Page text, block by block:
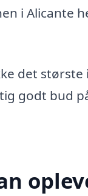
i Alicante
det største
godt bud